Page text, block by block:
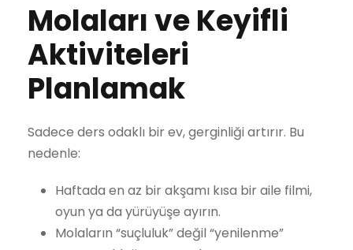
Molaları ve Keyifli
Aktiviteleri
Planlamak
Sadece ders odaklı bir ev, gerginliği artırır. Bu
nedenle:
Haftada en az bir akşamı kısa bir aile filmi,
oyun ya da yürüyüşe ayırın.
Molaların “suçluluk” değil “yenilenme”